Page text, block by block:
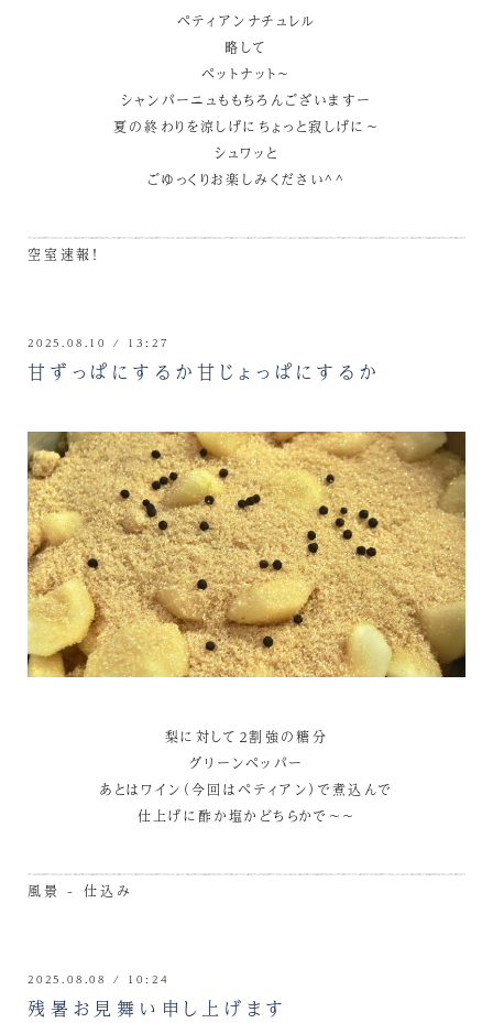
ペティアンナチュレル
略して
ペットナット～
シャンパーニュももちろんございますー
夏の終わりを涼しげにちょっと寂しげに～
シュワッと
ごゆっくりお楽しみください^^
空室速報！
2025.08.10 / 13:27
甘ずっぱにするか甘じょっぱにするか
梨に対して２割強の糖分
グリーンペッパー
あとはワイン（今回はペティアン）で煮込んで
仕上げに酢か塩かどちらかで～～
風景 - 仕込み
2025.08.08 / 10:24
残暑お見舞い申し上げます